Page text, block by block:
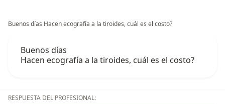
Buenos días Hacen ecografía a la tiroides, cuál es el costo?
Buenos días
Hacen ecografía a la tiroides, cuál es el costo?
RESPUESTA DEL PROFESIONAL: